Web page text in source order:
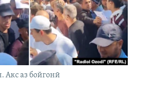
Акс аз бойгонӣ